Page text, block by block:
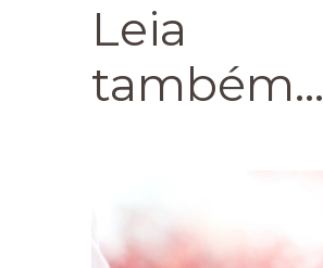
Leia
também...